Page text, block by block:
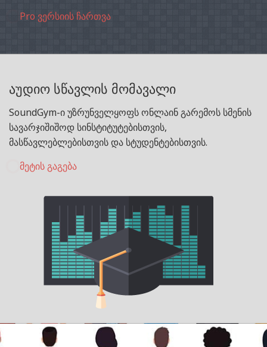
Pro ვერსიის ჩართვა
აუდიო სწავლის მომავალი
SoundGym-ი უზრუნველყოფს ონლაინ გარემოს სმენის
სავარჯიშიშოდ სინსტიტუტებისთვის,
მასწავლებლებისთვის და სტუდენტებისთვის.
მეტის გაგება